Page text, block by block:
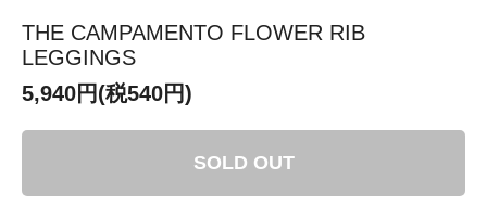
THE CAMPAMENTO FLOWER RIB
LEGGINGS
5,940円(税540円)
SOLD OUT